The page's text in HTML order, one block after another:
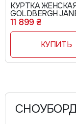
КУРТКА
GOLDBERGH
BLACK GB21-00-
11 899 ₴
КУПИТЬ